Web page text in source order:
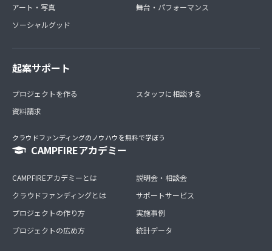
アート・写真
ソーシャルグッド
舞台・パフォーマンス
起案サポート
プロジェクトを作る
資料請求
スタッフに相談する
クラウドファンディングのノウハウを無料で学ぼう
CAMPFIREアカデミー
CAMPFIREアカデミーとは
クラウドファンディングとは
プロジェクトの作り方
プロジェクトの広め方
説明会・相談会
サポートサービス
実施事例
統計データ